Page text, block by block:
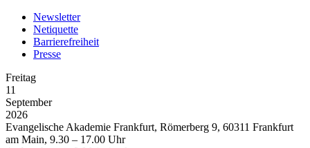
Newsletter
Netiquette
Barrierefreiheit
Presse
Freitag
11
September
2026
Evangelische Akademie Frankfurt, Römerberg 9, 60311 Frankfurt
am Main, 9.30 – 17.00 Uhr